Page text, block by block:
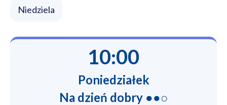
Niedziela
10:00
Poniedziałek
Na dzień dobry ●●○